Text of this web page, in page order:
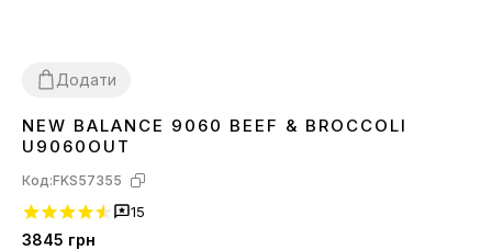
Додати
3637 3839404142 43 4445
NEW BALANCE 9060 BEEF & BROCCOLI
U9060OUT
Код:FKS57355
15
3845 грн